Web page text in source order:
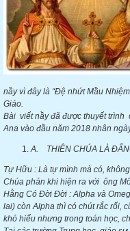
nầy vì đây là “Đệ nhứt Mầu
Bài viết nầy đã được thuyết trình
Ana vào đầu năm 2018 nhân
A. THIÊN CHÚA LÀ
Tự Hữu : Là tự mình mà có,
Chúa phán khi hiện ra với ông
Hằng Có Đời Đời : Alpha và
lai) còn Alpha thì có chút rắc rối,
khó hiểu nhưng trong toán học,